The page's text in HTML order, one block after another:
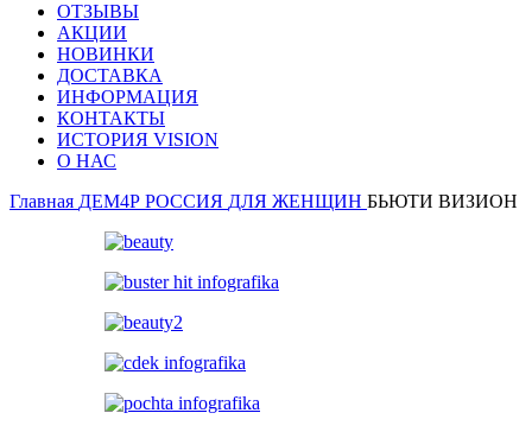
ОТЗЫВЫ
АКЦИИ
НОВИНКИ
ДОСТАВКА
ИНФОРМАЦИЯ
КОНТАКТЫ
ИСТОРИЯ VISION
О НАС
Главная ДЕМ4Р РОССИЯ ДЛЯ ЖЕНЩИН БЬЮТИ ВИЗИОН